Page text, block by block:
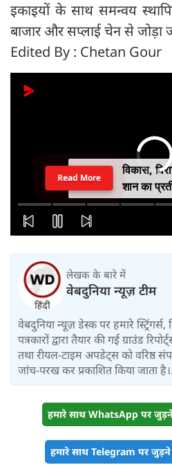
इकाइयों के साथ समन्वय
बाजार और सप्लाई चेन से जोड़ा
Edited By : Chetan Gour
विकास,
शान का
Read More
लेखक के बारे में
वेबदुनिया न्यूज़ टीम
वेबदुनिया न्यूज़ डेस्क पर हमारे
पत्रकारों द्वारा तैयार की गई ग्राउंड
तथा रीयल-टाइम अपडेट्स को वरिष्ठ
जांच-परख कर प्रकाशित किया जाता
हमारे साथ WhatsApp पर
हमारे साथ Telegram पर